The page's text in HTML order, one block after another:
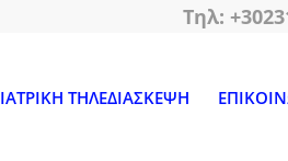
Tηλ:
ΙΑΤΡΙΚΗ ΤΗΛΕΔΙΑΣΚΕΨΗ